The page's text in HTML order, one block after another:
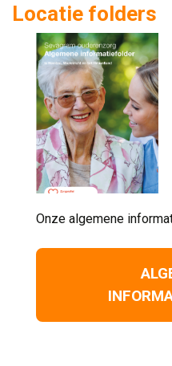
Locatie folders
Onze algemene